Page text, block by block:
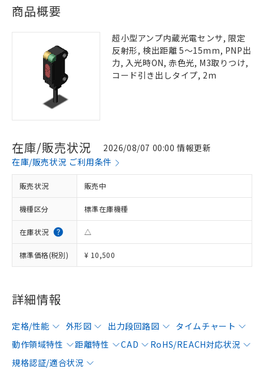
商品概要
超小型アンプ内蔵光電センサ, 限定
反射形, 検出距離 5～15mm, PNP出
力, 入光時ON, 赤色光, M3取りつけ,
コード引き出しタイプ, 2m
在庫/販売状況
2026/08/07 00:00 情報更新
在庫/販売状況 ご利用条件
販売状況 販売中
機種区分 標準在庫機種
在庫状況 △
標準価格(税別) ¥ 10,500
詳細情報
定格/性能 外形図 出力段回路図
タイムチャート
動作領域特性
距離特性 CAD
RoHS/REACH対応状況
規格認証/適合状況